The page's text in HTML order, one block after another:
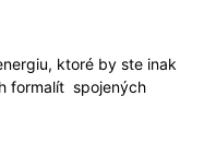
ktoré by ste inak
formalít spojených